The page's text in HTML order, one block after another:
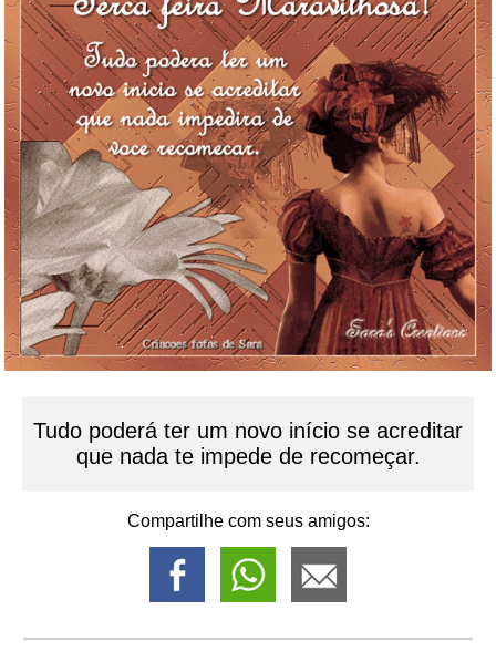
Tudo poderá ter um novo início se acreditar
que nada te impede de recomeçar.
Compartilhe com seus amigos: